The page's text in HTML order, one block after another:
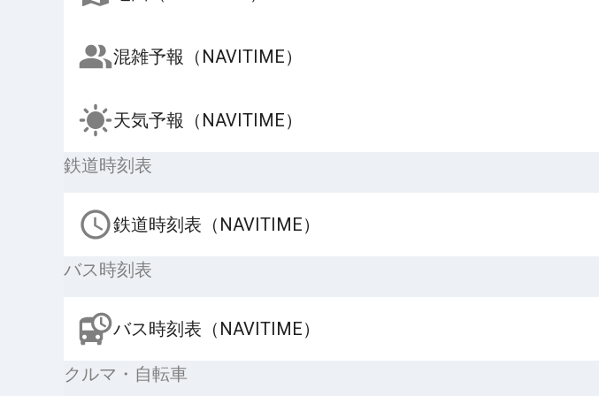
混雑予報（NAVITIME）
天気予報（NAVITIME）
鉄道時刻表
鉄道時刻表（NAVITIME）
バス時刻表
バス時刻表（NAVITIME）
クルマ・自転車